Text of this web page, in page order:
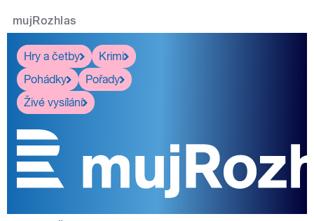
mujRozhlas
Hry a četby
Krimi
Pohádky
Pořady
Živé vysílání